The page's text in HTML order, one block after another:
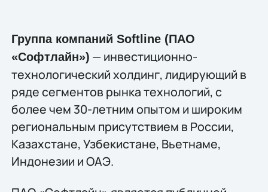
Группа компаний Softline (ПАО
«Софтлайн») — инвестиционно-
технологический холдинг, лидирующий в
ряде сегментов рынка технологий, c
более чем 30-летним опытом и широким
региональным присутствием в России,
Казахстане, Узбекистане, Вьетнаме,
Индонезии и ОАЭ.